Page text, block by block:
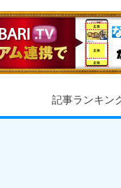
記事ランキン